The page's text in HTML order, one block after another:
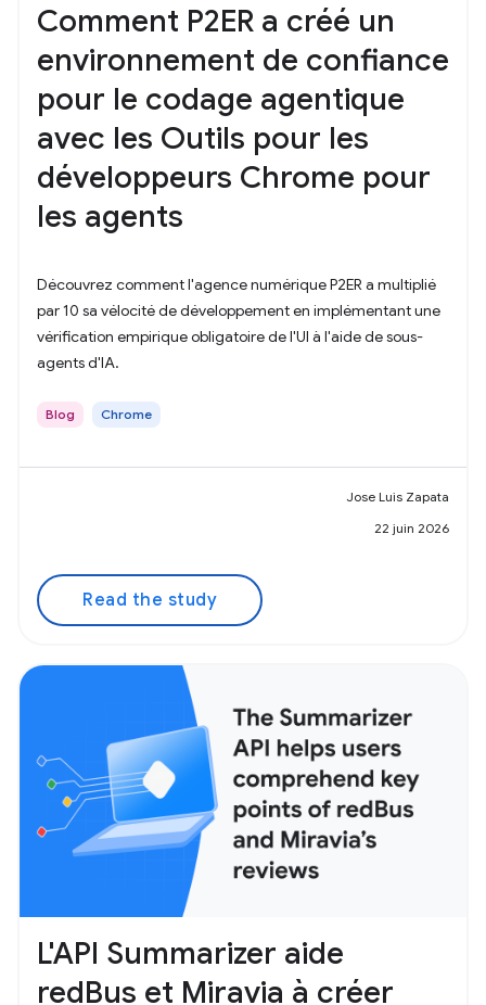
Comment P2ER a créé un
environnement de confiance
pour le codage agentique
avec les Outils pour les
développeurs Chrome pour
les agents
Découvrez comment l'agence numérique P2ER a multiplié
par 10 sa vélocité de développement en implémentant une
vérification empirique obligatoire de l'UI à l'aide de sous-
agents d'IA.
Blog Chrome
Jose Luis Zapata
22 juin 2026
Read the study
L'API Summarizer aide
redBus et Miravia à créer